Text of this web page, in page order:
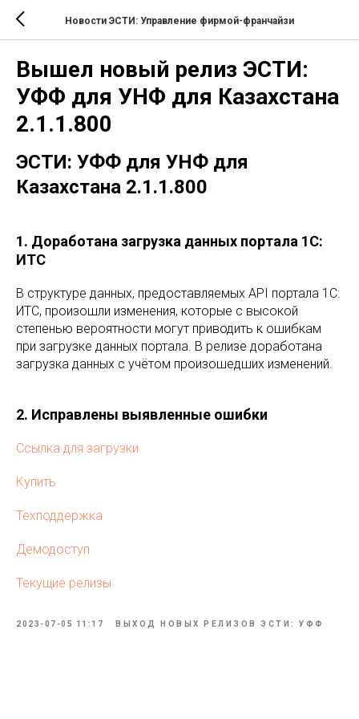
Новости ЭСТИ: Управление фирмой-франчайзи
Вышел новый релиз ЭСТИ:
УФФ для УНФ для Казахстана
2.1.1.800
ЭСТИ: УФФ для УНФ для
Казахстана 2.1.1.800
1. Доработана загрузка данных портала 1С:
ИТС
В структуре данных, предоставляемых API портала 1С:
ИТС, произошли изменения, которые с высокой
степенью вероятности могут приводить к ошибкам
при загрузке данных портала. В релизе доработана
загрузка данных с учётом произошедших изменений.
2. Исправлены выявленные ошибки
Ссылка для загрузки
Купить
Техподдержка
Демодоступ
Текущие релизы
2023-07-05 11:17 ВЫХОД НОВЫХ РЕЛИЗОВ ЭСТИ: УФФ